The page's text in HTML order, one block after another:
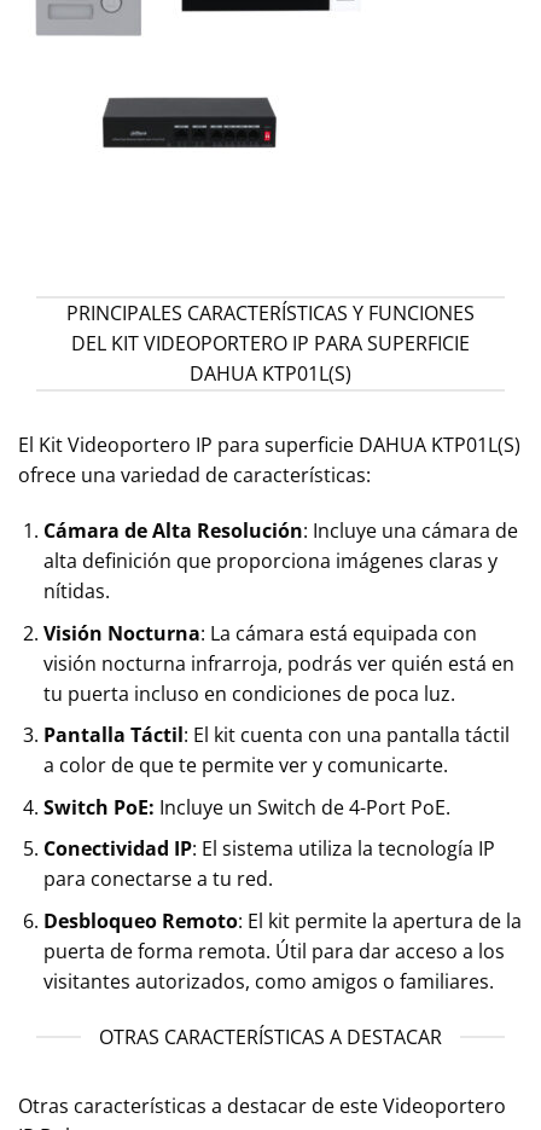
PRINCIPALES CARACTERÍSTICAS Y FUNCIONES
DEL KIT VIDEOPORTERO IP PARA SUPERFICIE
DAHUA KTP01L(S)
El Kit Videoportero IP para superficie DAHUA KTP01L(S)
ofrece una variedad de características:
Cámara de Alta Resolución: Incluye una cámara de
alta definición que proporciona imágenes claras y
nítidas.
Visión Nocturna: La cámara está equipada con
visión nocturna infrarroja, podrás ver quién está en
tu puerta incluso en condiciones de poca luz.
Pantalla Táctil: El kit cuenta con una pantalla táctil
a color de que te permite ver y comunicarte.
Switch PoE: Incluye un Switch de 4-Port PoE.
Conectividad IP: El sistema utiliza la tecnología IP
para conectarse a tu red.
Desbloqueo Remoto: El kit permite la apertura de la
puerta de forma remota. Útil para dar acceso a los
visitantes autorizados, como amigos o familiares.
OTRAS CARACTERÍSTICAS A DESTACAR
Otras características a destacar de este Videoportero